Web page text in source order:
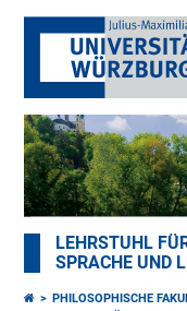
LEHRSTUHL
SPRACHE UND
PHILOSOPHISCHE